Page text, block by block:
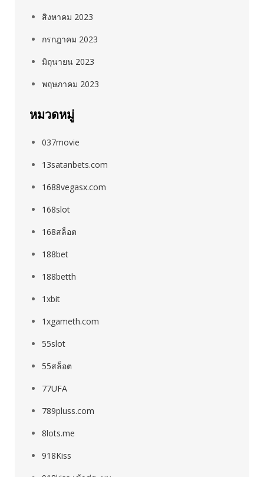
สิงหาคม 2023
กรกฎาคม 2023
มิถุนายน 2023
พฤษภาคม 2023
หมวดหมู่
037movie
13satanbets.com
1688vegasx.com
168slot
168สล็อต
188bet
188betth
1xbit
1xgameth.com
55slot
55สล็อต
77UFA
789pluss.com
8lots.me
918Kiss